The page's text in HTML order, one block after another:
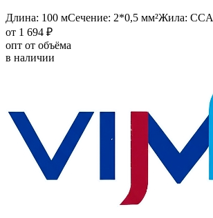
Длина: 100 мСечение: 2*0,5 мм²Жила: CCA
от 1 694 ₽
опт от объёма
в наличии